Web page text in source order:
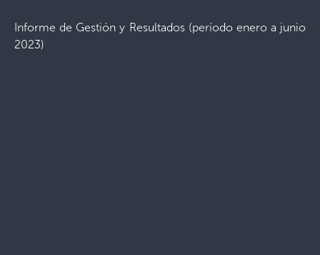
Informe de Gestión y Resultados (período enero a junio
2023)